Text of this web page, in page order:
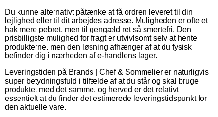
Du kunne alternativt påtænke at få ordren leveret til din
lejlighed eller til dit arbejdes adresse. Muligheden er ofte et
hak mere pebret, men til gengæld ret så smertefri. Den
prisbilligste mulighed for fragt er utvivlsomt selv at hente
produkterne, men den løsning afhænger af at du fysisk
befinder dig i nærheden af e-handlens lager.
Leveringstiden på Brands | Chef & Sommelier er naturligvis
super betydningsfuld i tilfælde af at du står og skal bruge
produktet med det samme, og herved er det relativt
essentielt at du finder det estimerede leveringstidspunkt for
den aktuelle vare.